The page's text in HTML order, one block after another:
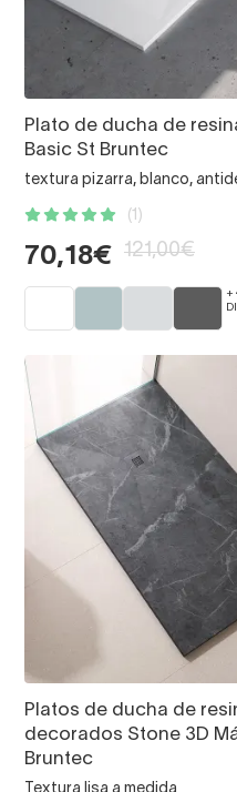
Plato de ducha de
Basic St Bruntec
textura pizarra, blanco,
(1)
70,18€ 121,00€
+
Platos de ducha de
decorados Stone 3D
Bruntec